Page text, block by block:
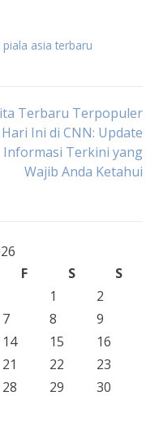
piala asia terbaru
Terbaru Terpopuler
Hari Ini di CNN: Update
Informasi Terkini yang
Wajib Anda Ketahui
F S
S
1
2
7 8
9
14 15
16
21 22
23
28 29
30